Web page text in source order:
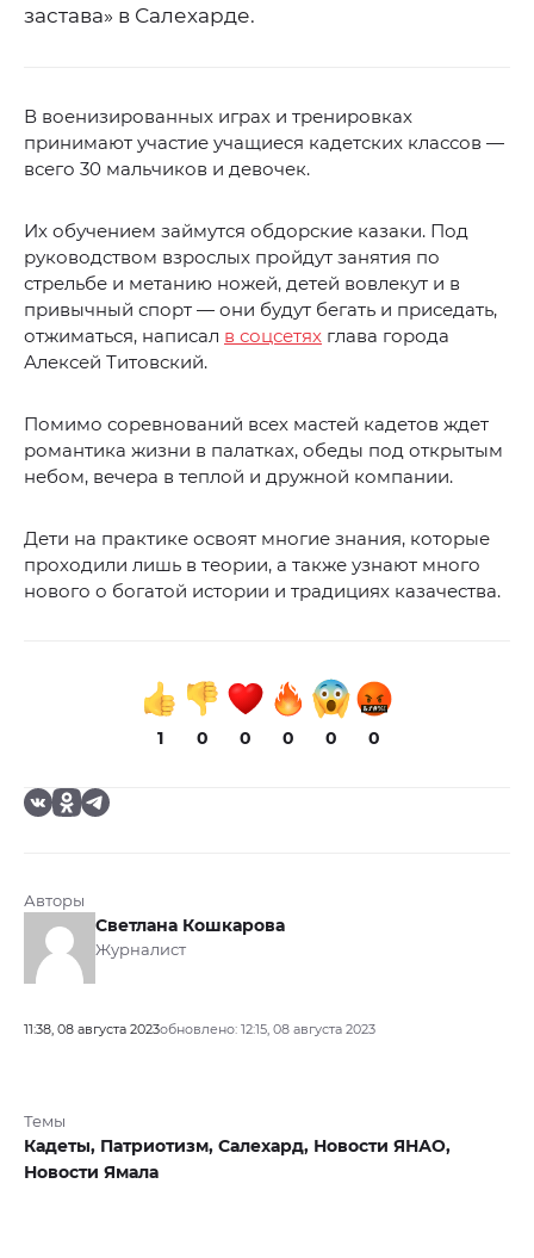
застава» в Салехарде.
В военизированных играх и тренировках
принимают участие учащиеся кадетских классов —
всего 30 мальчиков и девочек.
Их обучением займутся обдорские казаки. Под
руководством взрослых пройдут занятия по
стрельбе и метанию ножей, детей вовлекут и в
привычный спорт — они будут бегать и приседать,
отжиматься, написал в соцсетях глава города
Алексей Титовский.
Помимо соревнований всех мастей кадетов ждет
романтика жизни в палатках, обеды под открытым
небом, вечера в теплой и дружной компании.
Дети на практике освоят многие знания, которые
проходили лишь в теории, а также узнают много
нового о богатой истории и традициях казачества.
1 0 0 0 0 0
Авторы
Светлана Кошкарова
Журналист
11:38, 08 августа 2023обновлено: 12:15, 08 августа 2023
Темы
Кадеты, Патриотизм, Салехард, Новости ЯНАО,
Новости Ямала